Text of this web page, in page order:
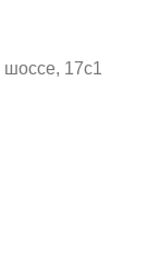
17с1